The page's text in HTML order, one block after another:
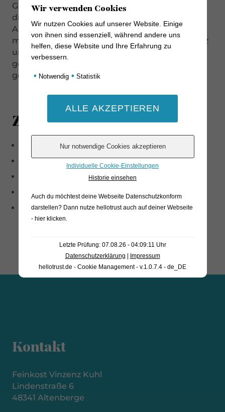
Gutes Fleisch, Tradition und Handwerk machen
die Qualität der Chorizos des Familienbetriebes
Alejandro aus. Diese ist mit spanischem Pfeffer
mild abgeschmeckt und ansonsten nur mit Salz
und Gewürzen aromatisiert. Sie schmeckt ganz
gebraten,in Eintöpfen und als Scheiben
gebraten zum Aperitivo
Zutaten
95 % Schweinefleisch (Herkunft: Spanien)
Paprika
Gewürze
kann Spuren von Senf enthalten
Kontakt
Feinkost Vinzenz Kuhl
Lindenstraße 6
48341 Altenberge
Wir verwenden Cookies
Wir nutzen Cookies auf unserer Website. Einige
von ihnen sind essenziell, während andere uns
helfen, diese Website und Ihre Erfahrung zu
verbessern.
• Notwendig • Statistik
Individuelle Cookie-Einstellungen
Historie einsehen
Auch du möchtest deine Webseite Datenschutzkonform
darstellen? Dann nutze hellotrust auch auf deiner Webseite
- hier klicken.
Letzte Prüfung: 07.08.26 - 04:09:11 Uhr
Datenschutzerklärung
Impressum
hellotrust.de - Cookie Management - v.1.0.7.4 - de_DE